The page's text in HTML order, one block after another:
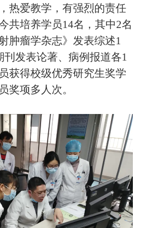
热爱教学，有强烈的责任
共培养学员14名，其中2名
肿瘤学杂志》发表综述1
刊发表论著、病例报道各1
获得校级优秀研究生奖学
奖项多人次。